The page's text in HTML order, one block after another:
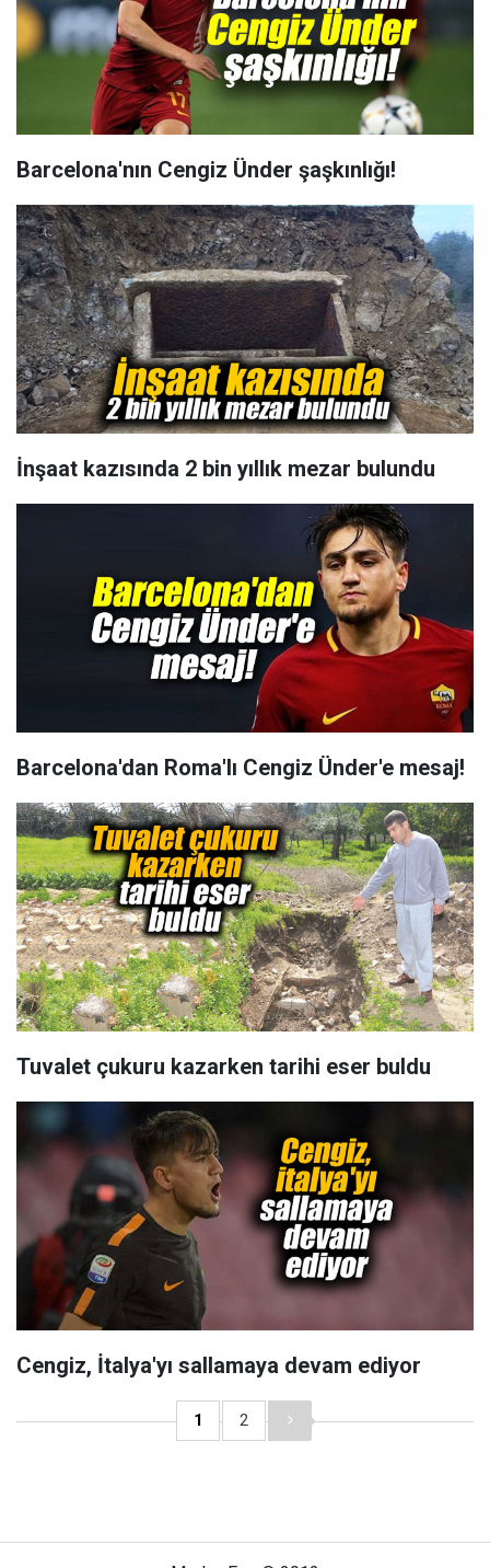
Barcelona'nın Cengiz Ünder şaşkınlığı!
İnşaat kazısında 2 bin yıllık mezar bulundu
Barcelona'dan Roma'lı Cengiz Ünder'e mesaj!
Tuvalet çukuru kazarken tarihi eser buldu
Cengiz, İtalya'yı sallamaya devam ediyor
1 2